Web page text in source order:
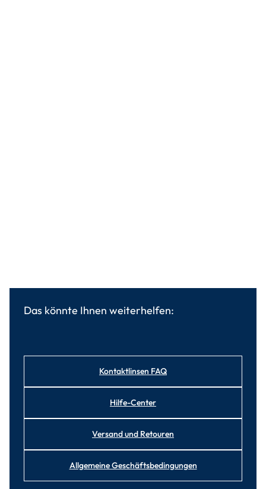
Das könnte Ihnen weiterhelfen:
Kontaktlinsen FAQ
Hilfe-Center
Versand und Retouren
Allgemeine Geschäftsbedingungen